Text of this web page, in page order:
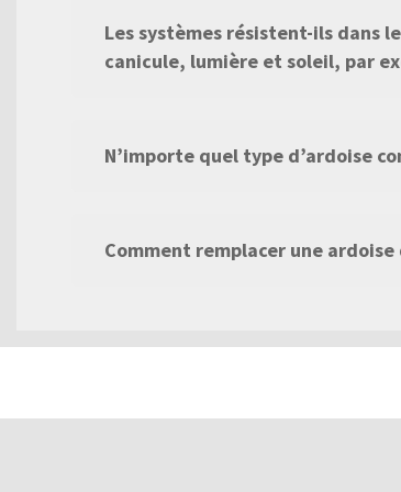
Les systèmes résistent-ils dans
canicule, lumière et soleil, par
N’importe quel type d’ardoise
Comment remplacer une